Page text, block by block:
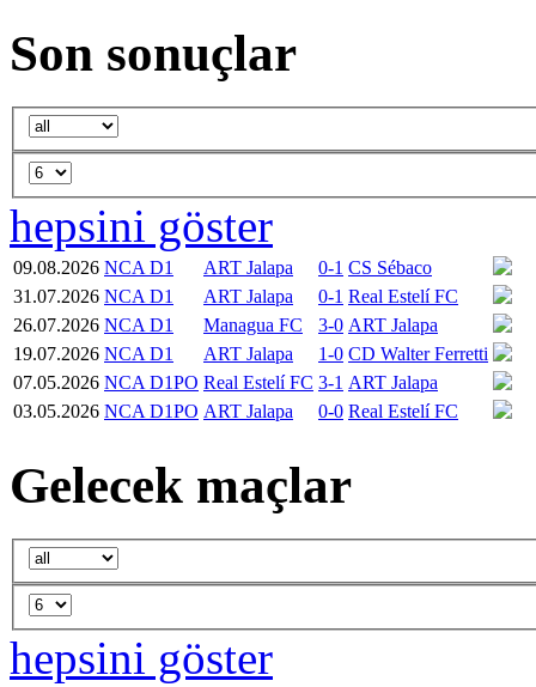
Son sonuçlar
hepsini göster
09.08.2026 NCA D1 ART Jalapa 0-1 CS Sébaco
31.07.2026 NCA D1 ART Jalapa 0-1 Real Estelí FC
26.07.2026 NCA D1 Managua FC 3-0 ART Jalapa
19.07.2026 NCA D1 ART Jalapa 1-0 CD Walter Ferretti
07.05.2026 NCA D1PO Real Estelí FC 3-1 ART Jalapa
03.05.2026 NCA D1PO ART Jalapa 0-0 Real Estelí FC
Gelecek maçlar
hepsini göster